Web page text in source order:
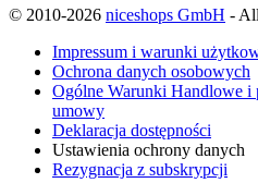
© 2010-2026 niceshops GmbH -
Impressum i warunki
Ochrona danych osobowych
Ogólne Warunki Handlowe i
umowy
Deklaracja dostępności
Ustawienia ochrony danych
Rezygnacja z subskrypcji